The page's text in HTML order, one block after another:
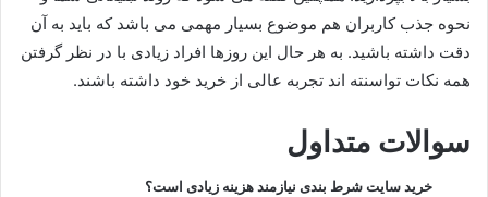
نحوه جذب کاربران هم موضوع بسیار مهمی می باشد که باید به آن
دقت داشته باشید. به هر حال این روزها افراد زیادی با در نظر گرفتن
همه نکات تواسنته اند تجربه عالی از خرید خود داشته باشند.
سوالات متداول
خرید سایت شرط بندی نیازمند هزینه زیادی است؟